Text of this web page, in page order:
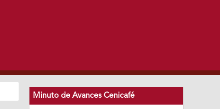
Minuto de Avances Cenicafé